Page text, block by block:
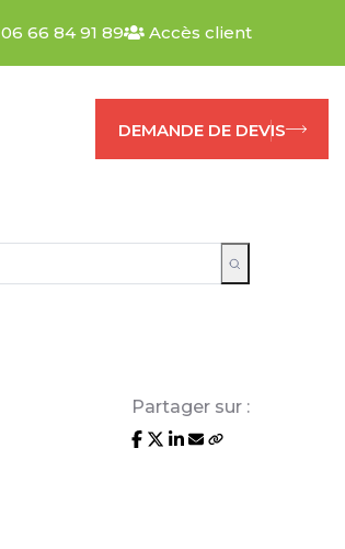
06 66 84 91 89 Accès client
DEMANDE DE DEVIS
Partager sur :